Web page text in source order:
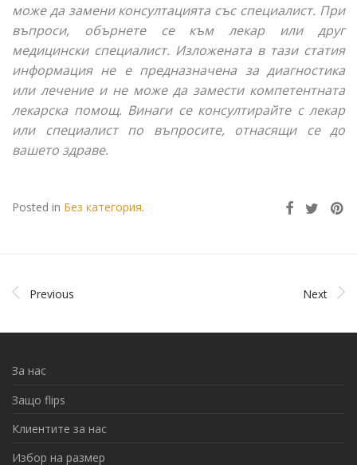
може да замени консултацията със специалист. При
въпроси, обърнете се към лекар или друг
медицински специалист. Изложената в тази статия
информация не е предназначена за диагностика
или лечение и не може да замести компетентната
лекарска помощ. Винаги се консултирайте с лекар
или специалист по въпросите, отнасящи се до
вашето здраве.
Posted in Без категория.
Previous Next
За нас
Защо flips
Клиентите за нас
Избор на размер